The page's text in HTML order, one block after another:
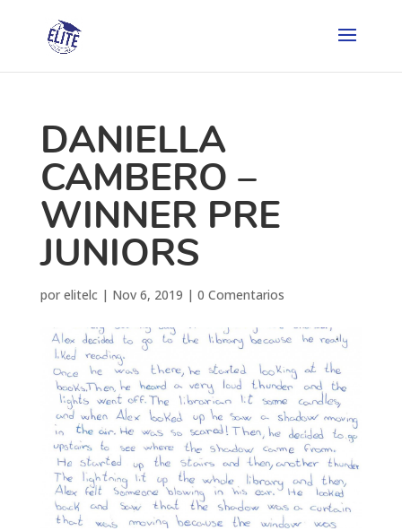
DANIELLA
CAMBERO –
WINNER PRE
JUNIORS
por elitelc| Nov 6, 2019 | 0 Comentarios